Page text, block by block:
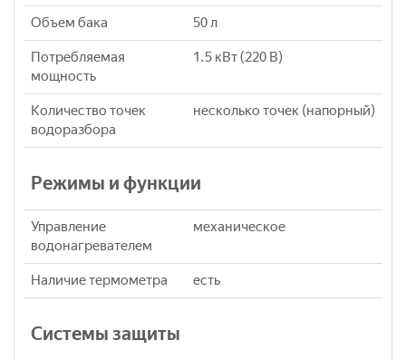
Объем бака 50 л
Потребляемая
мощность
1.5 кВт (220 В)
Количество точек
водоразбора
несколько точек (напорный)
Режимы и функции
Управление
водонагревателем
механическое
Наличие термометра eсть
Системы защиты